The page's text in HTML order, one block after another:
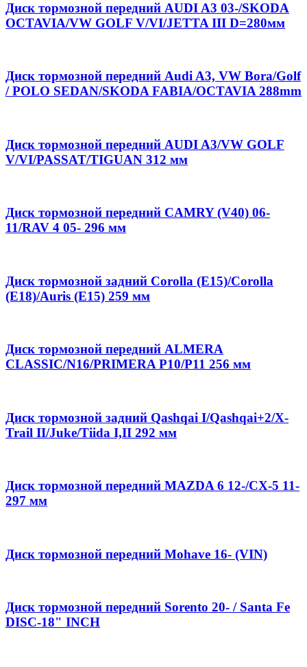
Диск тормозной передний AUDI A3 03-/SKODA
OCTAVIA/VW GOLF V/VI/JETTA III D=280мм
Диск тормозной передний Audi A3, VW Bora/Golf
/ POLO SEDAN/SKODA FABIA/OCTAVIA 288mm
Диск тормозной передний AUDI A3/VW GOLF
V/VI/PASSAT/TIGUAN 312 мм
Диск тормозной передний CAMRY (V40) 06-
11/RAV 4 05- 296 мм
Диск тормозной задний Corolla (E15)/Corolla
(E18)/Auris (E15) 259 мм
Диск тормозной передний ALMERA
CLASSIC/N16/PRIMERA P10/P11 256 мм
Диск тормозной задний Qashqai I/Qashqai+2/X-
Trail II/Juke/Tiida I,II 292 мм
Диск тормозной передний MAZDA 6 12-/CX-5 11-
297 мм
Диск тормозной передний Mohave 16- (VIN)
Диск тормозной передний Sorento 20- / Santa Fe
DISC-18" INCH